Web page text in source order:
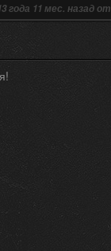
года 11 мес. назад от